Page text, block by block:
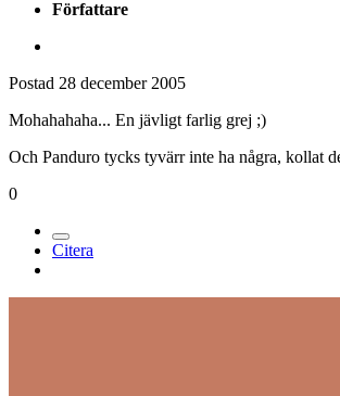
Författare
Postad 28 december 2005
Mohahahaha... En jävligt farlig grej ;)
Och Panduro tycks tyvärr inte ha några, kollat
0
Citera